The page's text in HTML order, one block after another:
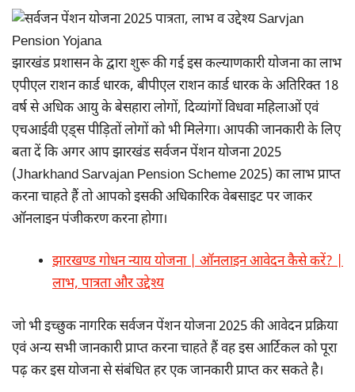
झारखंड प्रशासन के द्वारा शुरू की गई इस कल्याणकारी योजना का लाभ
एपीएल राशन कार्ड धारक, बीपीएल राशन कार्ड धारक के अतिरिक्त 18
वर्ष से अधिक आयु के बेसहारा लोगों, दिव्यांगों विधवा महिलाओं एवं
एचआईवी एड्स पीड़ितों लोगों को भी मिलेगा। आपकी जानकारी के लिए
बता दें कि अगर आप झारखंड सर्वजन पेंशन योजना 2025
(Jharkhand Sarvajan Pension Scheme 2025) का लाभ प्राप्त
करना चाहते हैं तो आपको इसकी अधिकारिक वेबसाइट पर जाकर
ऑनलाइन पंजीकरण करना होगा।
झारखण्ड गोधन न्याय योजना | ऑनलाइन आवेदन कैसे करें? |
लाभ, पात्रता और उद्देश्य
जो भी इच्छुक नागरिक सर्वजन पेंशन योजना 2025 की आवेदन प्रक्रिया
एवं अन्य सभी जानकारी प्राप्त करना चाहते हैं वह इस आर्टिकल को पूरा
पढ़ कर इस योजना से संबंधित हर एक जानकारी प्राप्त कर सकते है।